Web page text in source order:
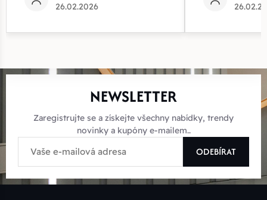
26.02.2026
NEWSLETTER
Zaregistrujte se a získejte všechny nabídky, trendy
novinky a kupóny e-mailem..
ODEBÍRAT